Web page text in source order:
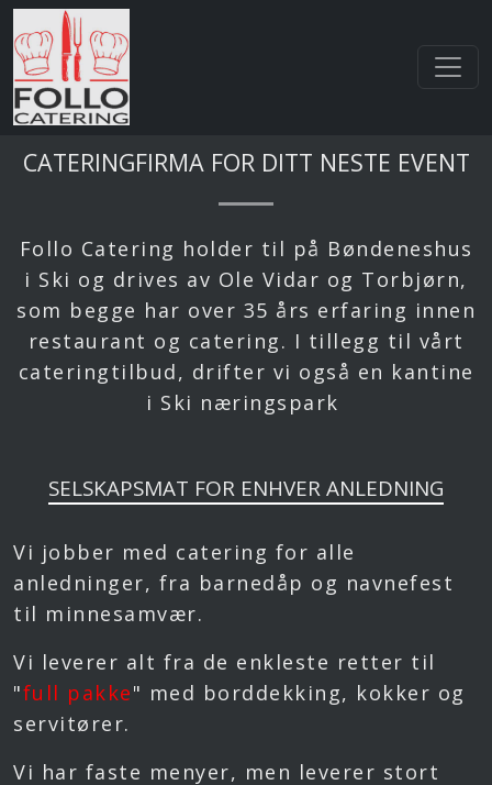
Smakfulle retter til ditt selskap
CATERINGFIRMA FOR DITT NESTE EVENT
Follo Catering holder til på Bøndeneshus
i Ski og drives av Ole Vidar og Torbjørn,
som begge har over 35 års erfaring innen
restaurant og catering. I tillegg til vårt
cateringtilbud, drifter vi også en kantine
i Ski næringspark
SELSKAPSMAT FOR ENHVER ANLEDNING
Vi jobber med catering for alle
anledninger, fra barnedåp og navnefest
til minnesamvær.
Vi leverer alt fra de enkleste retter til
"full pakke" med borddekking, kokker og
servitører.
Vi har faste menyer, men leverer stort